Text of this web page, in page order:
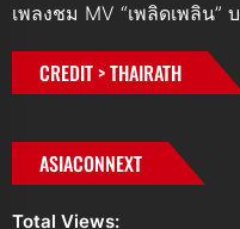
เพลงชม MV “เพลิดเพลิน
CREDIT > THAIRATH
ASIACONNEXT
Total Views: